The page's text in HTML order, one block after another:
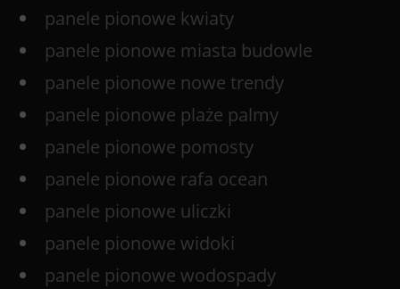
panele pionowe kwiaty
panele pionowe miasta budowle
panele pionowe nowe trendy
panele pionowe plaże palmy
panele pionowe pomosty
panele pionowe rafa ocean
panele pionowe uliczki
panele pionowe widoki
panele pionowe wodospady